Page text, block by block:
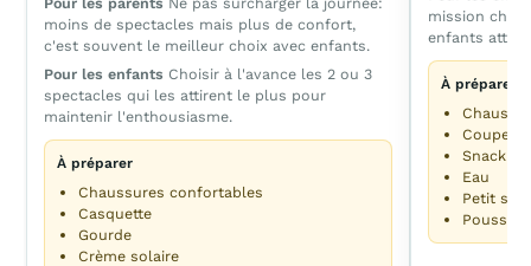
moins de spectacles mais plus de confort,
c'est souvent le meilleur choix avec enfants.
Pour les enfants Choisir à l'avance les 2 ou 3
spectacles qui les attirent le plus pour
maintenir l'enthousiasme.
À préparer
Chaussures confortables
Casquette
Gourde
Crème solaire
mission
enfants
À préparer
Coupe-
Snack
Eau
Petit sac